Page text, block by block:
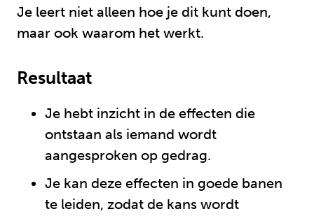
Je leert niet alleen hoe je dit kunt doen,
maar ook waarom het werkt.
Resultaat
Je hebt inzicht in de effecten die
ontstaan als iemand wordt
aangesproken op gedrag.
Je kan deze effecten in goede banen
te leiden, zodat de kans wordt